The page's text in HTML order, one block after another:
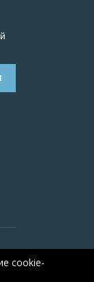
cookie-